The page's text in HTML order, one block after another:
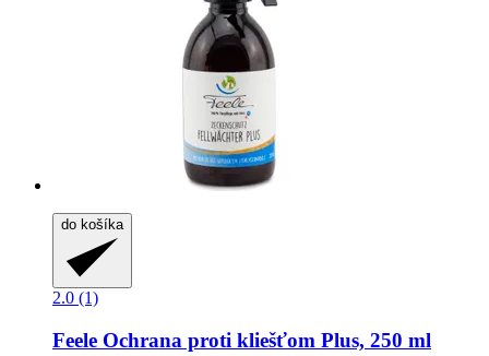
do košíka
2.0 (1)
Feele Ochrana proti kliešťom Plus, 250 ml